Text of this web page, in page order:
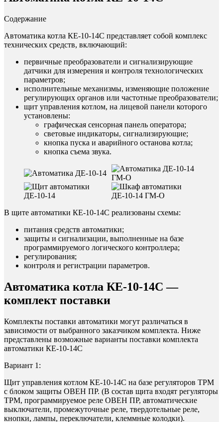
Содержание
Автоматика котла КЕ-10-14С представляет собой комплекс
технических средств, включающий:
первичные преобразователи и сигнализирующие
датчики для измерения и контроля технологических
параметров;
исполнительные механизмы, изменяющие положение
регулирующих органов или частотные преобразователи;
щит управления котлом, на лицевой панели которого
установлены:
графическая сенсорная панель оператора;
световые индикаторы, сигнализирующие;
кнопка пуска и аварийного останова котла;
кнопка съема звука.
В щите автоматики КЕ-10-14С реализованы схемы:
питания средств автоматики;
защиты и сигнализации, выполненные на базе
программируемого логического контроллера;
регулирования;
контроля и регистрации параметров.
Автоматика котла КЕ-10-14С —
комплект поставки
Комплекты поставки автоматики могут различаться в
зависимости от выбранного заказчиком комплекта. Ниже
представлены возможные варианты поставки комплекта
автоматики КЕ-10-14С
Вариант 1:
Щит управления котлом КЕ-10-14С на базе регуляторов ТРМ
с блоком защиты ОВЕН ПР. (В состав щита входят регуляторы
ТРМ, программируемое реле ОВЕН ПР, автоматические
выключатели, промежуточные реле, твердотельные реле,
кнопки, лампы, переключатели, клеммные колодки).